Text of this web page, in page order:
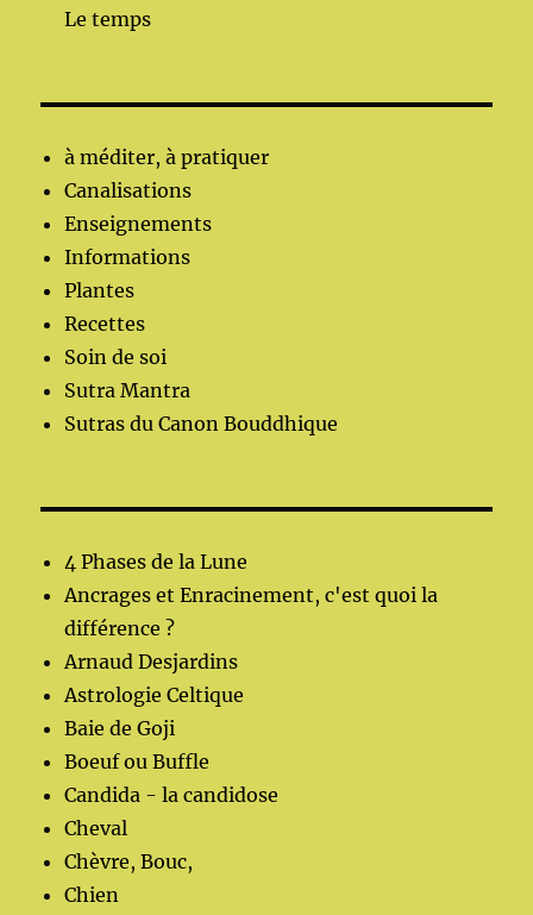
Le temps
à méditer, à pratiquer
Canalisations
Enseignements
Informations
Plantes
Recettes
Soin de soi
Sutra Mantra
Sutras du Canon Bouddhique
4 Phases de la Lune
Ancrages et Enracinement, c'est quoi la
différence ?
Arnaud Desjardins
Astrologie Celtique
Baie de Goji
Boeuf ou Buffle
Candida - la candidose
Cheval
Chèvre, Bouc,
Chien